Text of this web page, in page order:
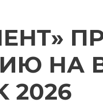
НА
2026